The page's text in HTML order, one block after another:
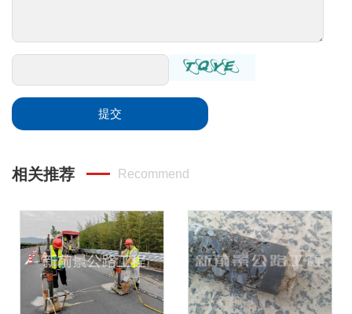
提交
相关推荐 Recommend